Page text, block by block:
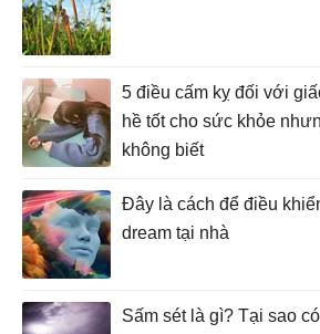
5 điều cấm kỵ đối với
hề tốt cho sức khỏe
không biết
Đây là cách để điều
dream tại nhà
Sấm sét là gì? Tại sao